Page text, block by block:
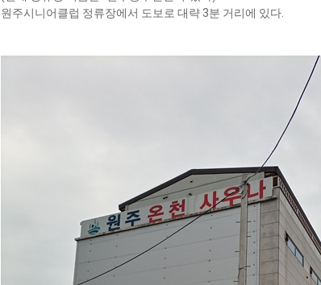
원주시니어클럽 정류장에서 도보로 대략 3분 거리에 있다.